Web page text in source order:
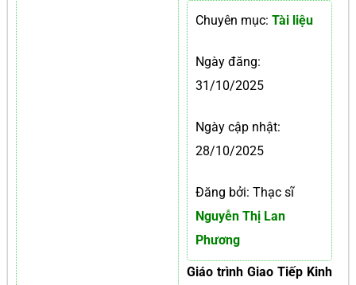
Chuyên mục: Tài liệu
Ngày đăng:
31/10/2025
Ngày cập nhật:
28/10/2025
Đăng bởi: Thạc sĩ
Nguyễn Thị Lan
Phương
Giáo trình Giao Tiếp Kinh